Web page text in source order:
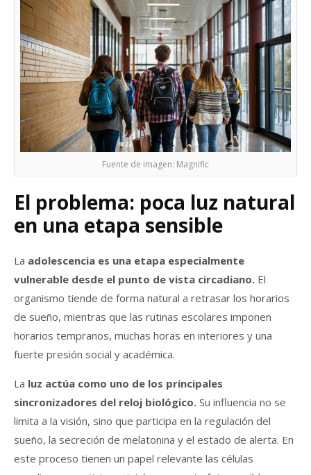
Fuente de imagen: Magnific
El problema: poca luz natural
en una etapa sensible
La adolescencia es una etapa especialmente
vulnerable desde el punto de vista circadiano. El
organismo tiende de forma natural a retrasar los horarios
de sueño, mientras que las rutinas escolares imponen
horarios tempranos, muchas horas en interiores y una
fuerte presión social y académica.
La luz actúa como uno de los principales
sincronizadores del reloj biológico. Su influencia no se
limita a la visión, sino que participa en la regulación del
sueño, la secreción de melatonina y el estado de alerta. En
este proceso tienen un papel relevante las células